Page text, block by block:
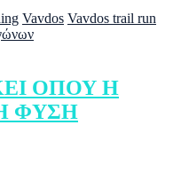
Vavdos Vavdos trail run
ΟΠΟΥ Η
ΦΥΣΗ